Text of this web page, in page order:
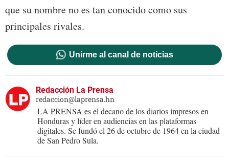
que su nombre no es tan conocido como sus
principales rivales.
Unirme al canal de noticias
Redacción La Prensa
redaccion@laprensa.hn
LA PRENSA es el decano de los diarios impresos en
Honduras y líder en audiencias en las plataformas
digitales. Se fundó el 26 de octubre de 1964 en la ciudad
de San Pedro Sula.